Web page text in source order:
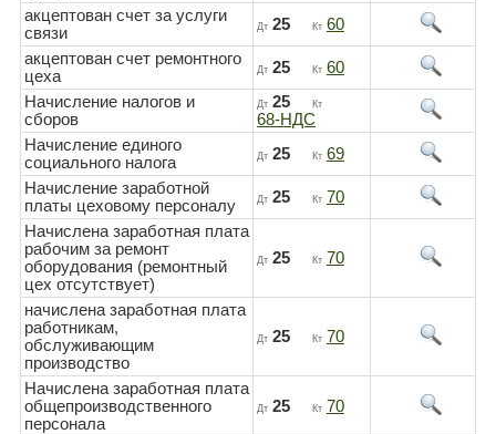
акцептован счет за услуги
связи
Дт 25 Кт 60
акцептован счет ремонтного
цеха
Дт 25 Кт 60
Начисление налогов и
сборов
Дт 25 Кт
68-НДС
Начисление единого
социального налога
Дт 25 Кт 69
Начисление заработной
платы цеховому персоналу
Дт 25 Кт 70
Начислена заработная плата
рабочим за ремонт
оборудования (ремонтный
цех отсутствует)
Дт 25 Кт 70
начислена заработная плата
работникам,
обслуживающим
производство
Дт 25 Кт 70
Начислена заработная плата
общепроизводственного
персонала
Дт 25 Кт 70